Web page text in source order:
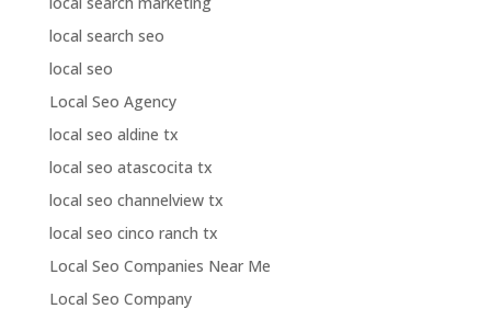
local search seo
local seo
Local Seo Agency
local seo aldine tx
local seo atascocita tx
local seo channelview tx
local seo cinco ranch tx
Local Seo Companies Near Me
Local Seo Company